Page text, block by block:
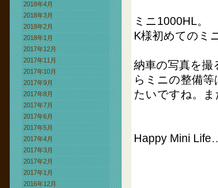
2018年4月
2018年3月
2018年2月
2018年1月
2017年12月
2017年11月
2017年10月
2017年9月
2017年8月
2017年7月
2017年6月
2017年5月
2017年4月
2017年3月
2017年2月
2017年1月
2016年12月
ミニ1000HL。
K様初めてのミ
納車の写真を
らミニの整備
たいですね。
Happy Mini